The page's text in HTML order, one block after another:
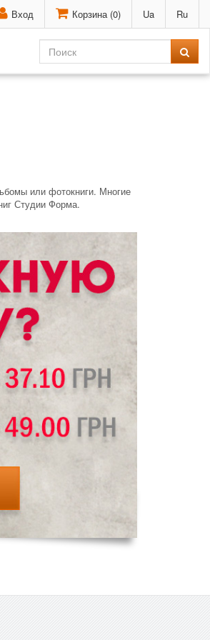
Вход Корзина (0) Ua Ru
или фотокниги. Многие
Студии Форма.